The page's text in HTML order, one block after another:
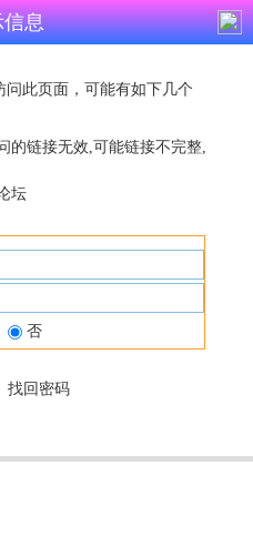
信息
此页面，可能有如下几个
的链接无效,可能链接不完整,
坛
否
找回密码